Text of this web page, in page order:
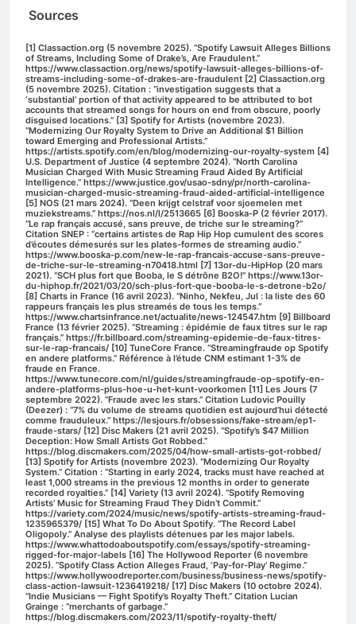
Sources
[1] Classaction.org (5 novembre 2025). “Spotify Lawsuit Alleges Billions
of Streams, Including Some of Drake’s, Are Fraudulent.”
https://www.classaction.org/news/spotify-lawsuit-alleges-billions-of-
streams-including-some-of-drakes-are-fraudulent [2] Classaction.org
(5 novembre 2025). Citation : “investigation suggests that a
‘substantial’ portion of that activity appeared to be attributed to bot
accounts that streamed songs for hours on end from obscure, poorly
disguised locations.” [3] Spotify for Artists (novembre 2023).
“Modernizing Our Royalty System to Drive an Additional $1 Billion
toward Emerging and Professional Artists.”
https://artists.spotify.com/en/blog/modernizing-our-royalty-system [4]
U.S. Department of Justice (4 septembre 2024). “North Carolina
Musician Charged With Music Streaming Fraud Aided By Artificial
Intelligence.” https://www.justice.gov/usao-sdny/pr/north-carolina-
musician-charged-music-streaming-fraud-aided-artificial-intelligence
[5] NOS (21 mars 2024). “Deen krijgt celstraf voor sjoemelen met
muziekstreams.” https://nos.nl/l/2513665 [6] Booska-P (2 février 2017).
“Le rap français accusé, sans preuve, de triche sur le streaming?”
Citation SNEP : “certains artistes de Rap Hip Hop cumulent des scores
d’écoutes démesurés sur les plates-formes de streaming audio.”
https://www.booska-p.com/new-le-rap-francais-accuse-sans-preuve-
de-triche-sur-le-streaming-n70418.html [7] 13or-du-HipHop (20 mars
2021). “SCH plus fort que Booba, le S détrône B2O!” https://www.13or-
du-hiphop.fr/2021/03/20/sch-plus-fort-que-booba-le-s-detrone-b2o/
[8] Charts in France (16 avril 2023). “Ninho, Nekfeu, Jul : la liste des 60
rappeurs français les plus streamés de tous les temps.”
https://www.chartsinfrance.net/actualite/news-124547.htm [9] Billboard
France (13 février 2025). “Streaming : épidémie de faux titres sur le rap
français.” https://fr.billboard.com/streaming-epidemie-de-faux-titres-
sur-le-rap-francais/ [10] TuneCore France. “Streamingfraude op Spotify
en andere platforms.” Référence à l’étude CNM estimant 1-3% de
fraude en France.
https://www.tunecore.com/nl/guides/streamingfraude-op-spotify-en-
andere-platforms-plus-hoe-u-het-kunt-voorkomen [11] Les Jours (7
septembre 2022). “Fraude avec les stars.” Citation Ludovic Pouilly
(Deezer) : “7% du volume de streams quotidien est aujourd’hui détecté
comme frauduleux.” https://lesjours.fr/obsessions/fake-stream/ep1-
fraude-stars/ [12] Disc Makers (21 avril 2025). “Spotify’s $47 Million
Deception: How Small Artists Got Robbed.”
https://blog.discmakers.com/2025/04/how-small-artists-got-robbed/
[13] Spotify for Artists (novembre 2023). “Modernizing Our Royalty
System.” Citation : “Starting in early 2024, tracks must have reached at
least 1,000 streams in the previous 12 months in order to generate
recorded royalties.” [14] Variety (13 avril 2024). “Spotify Removing
Artists’ Music for Streaming Fraud They Didn’t Commit.”
https://variety.com/2024/music/news/spotify-artists-streaming-fraud-
1235965379/ [15] What To Do About Spotify. “The Record Label
Oligopoly.” Analyse des playlists détenues par les major labels.
https://www.whattodoaboutspotify.com/essays/spotify-streaming-
rigged-for-major-labels [16] The Hollywood Reporter (6 novembre
2025). “Spotify Class Action Alleges Fraud, ‘Pay-for-Play’ Regime.”
https://www.hollywoodreporter.com/business/business-news/spotify-
class-action-lawsuit-1236419218/ [17] Disc Makers (10 octobre 2024).
“Indie Musicians — Fight Spotify’s Royalty Theft.” Citation Lucian
Grainge : “merchants of garbage.”
https://blog.discmakers.com/2023/11/spotify-royalty-theft/